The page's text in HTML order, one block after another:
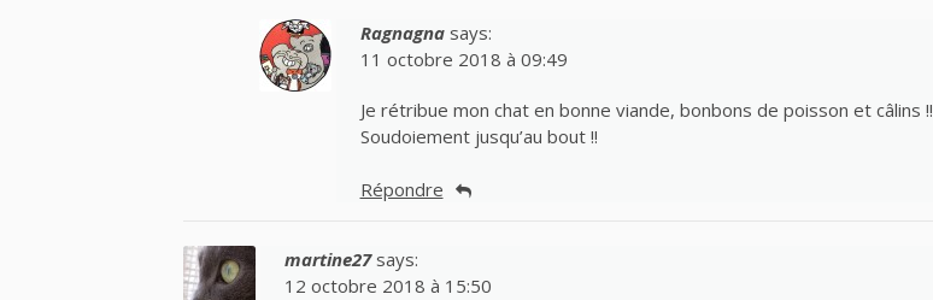
Ragnagna says:
11 octobre 2018 à 09:49
Je rétribue mon chat en bonne viande, bonbons de poisson et câlins !!
Soudoiement jusqu’au bout !!
Répondre
martine27 says:
12 octobre 2018 à 15:50